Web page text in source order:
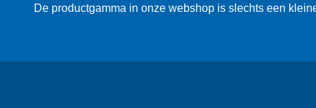
De productgamma in onze webshop is slechts een